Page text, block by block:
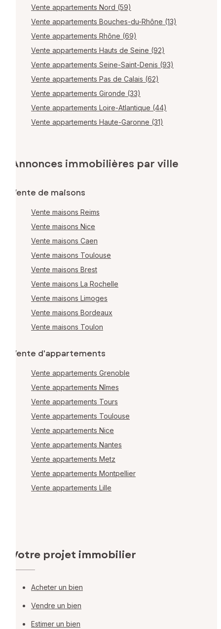
Vente appartements Nord (59)
Vente appartements Bouches-du-Rhône (13)
Vente appartements Rhône (69)
Vente appartements Hauts de Seine (92)
Vente appartements Seine-Saint-Denis (93)
Vente appartements Pas de Calais (62)
Vente appartements Gironde (33)
Vente appartements Loire-Atlantique (44)
Vente appartements Haute-Garonne (31)
Annonces immobilières par ville
Vente de maisons
Vente maisons Reims
Vente maisons Nice
Vente maisons Caen
Vente maisons Toulouse
Vente maisons Brest
Vente maisons La Rochelle
Vente maisons Limoges
Vente maisons Bordeaux
Vente maisons Toulon
Vente d'appartements
Vente appartements Grenoble
Vente appartements Nîmes
Vente appartements Tours
Vente appartements Toulouse
Vente appartements Nice
Vente appartements Nantes
Vente appartements Metz
Vente appartements Montpellier
Vente appartements Lille
Votre projet immobilier
Acheter un bien
Vendre un bien
Estimer un bien